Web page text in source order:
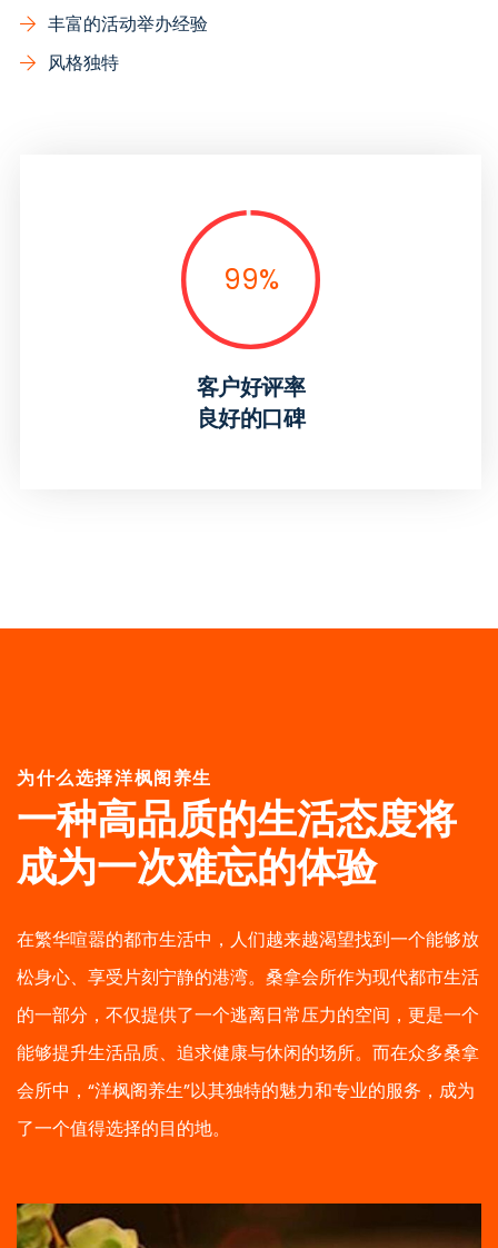
丰富的活动举办经验
风格独特
99%
客户好评率
良好的口碑
为什么选择洋枫阁养生
一种高品质的生活态度将
成为一次难忘的体验
在繁华喧嚣的都市生活中，人们越来越渴望找到一个能够放
松身心、享受片刻宁静的港湾。桑拿会所作为现代都市生活
的一部分，不仅提供了一个逃离日常压力的空间，更是一个
能够提升生活品质、追求健康与休闲的场所。而在众多桑拿
会所中，“洋枫阁养生”以其独特的魅力和专业的服务，成为
了一个值得选择的目的地。